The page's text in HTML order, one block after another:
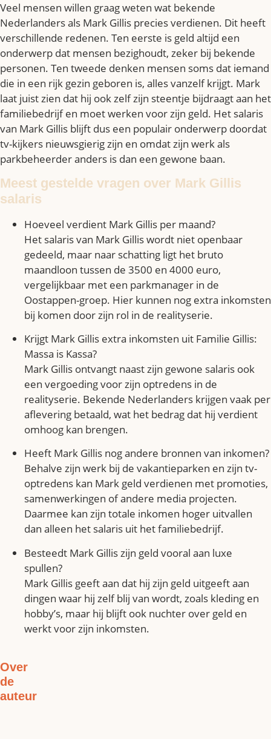
Veel mensen willen graag weten wat bekende
Nederlanders als Mark Gillis precies verdienen. Dit heeft
verschillende redenen. Ten eerste is geld altijd een
onderwerp dat mensen bezighoudt, zeker bij bekende
personen. Ten tweede denken mensen soms dat iemand
die in een rijk gezin geboren is, alles vanzelf krijgt. Mark
laat juist zien dat hij ook zelf zijn steentje bijdraagt aan het
familiebedrijf en moet werken voor zijn geld. Het salaris
van Mark Gillis blijft dus een populair onderwerp doordat
tv-kijkers nieuwsgierig zijn en omdat zijn werk als
parkbeheerder anders is dan een gewone baan.
Meest gestelde vragen over Mark Gillis
salaris
Hoeveel verdient Mark Gillis per maand?
Het salaris van Mark Gillis wordt niet openbaar
gedeeld, maar naar schatting ligt het bruto
maandloon tussen de 3500 en 4000 euro,
vergelijkbaar met een parkmanager in de
Oostappen-groep. Hier kunnen nog extra inkomsten
bij komen door zijn rol in de realityserie.
Krijgt Mark Gillis extra inkomsten uit Familie Gillis:
Massa is Kassa?
Mark Gillis ontvangt naast zijn gewone salaris ook
een vergoeding voor zijn optredens in de
realityserie. Bekende Nederlanders krijgen vaak per
aflevering betaald, wat het bedrag dat hij verdient
omhoog kan brengen.
Heeft Mark Gillis nog andere bronnen van inkomen?
Behalve zijn werk bij de vakantieparken en zijn tv-
optredens kan Mark geld verdienen met promoties,
samenwerkingen of andere media projecten.
Daarmee kan zijn totale inkomen hoger uitvallen
dan alleen het salaris uit het familiebedrijf.
Besteedt Mark Gillis zijn geld vooral aan luxe
spullen?
Mark Gillis geeft aan dat hij zijn geld uitgeeft aan
dingen waar hij zelf blij van wordt, zoals kleding en
hobby’s, maar hij blijft ook nuchter over geld en
werkt voor zijn inkomsten.
Over
de
auteur